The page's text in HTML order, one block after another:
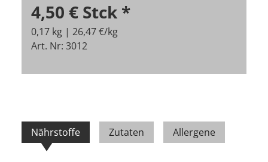
4,50 € Stck *
0,17 kg | 26,47 €/kg
Art. Nr: 3012
Nährstoffe Zutaten Allergene